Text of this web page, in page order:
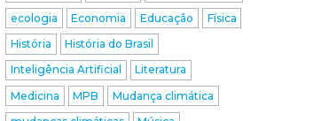
ecologia
Economia Educação
Física
História
História do Brasil
Inteligência Artificial
Literatura
Medicina
MPB
Mudança climática